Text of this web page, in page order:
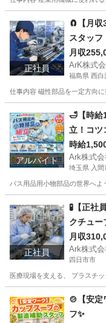
工場
正社員
🧲【月
スタッフ
月収
ArK株式
福島県 西白
仕事内容 磁性部品を一定方向
工場
アルバイト
🛁【時給
立！コツ
時給
Ark株式会
埼玉県 入間
バス用品用小物部品の世界へ
工場
正社員
🧪【正社
クチュー
月収
Ark株式会
四日市市
医療現場を支える、 プラスチ
工場
🍲【安定
フ✨